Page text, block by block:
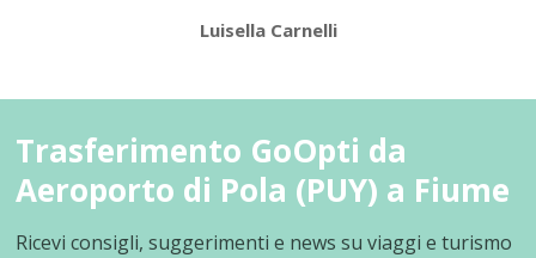
Luisella Carnelli
Trasferimento GoOpti da
Aeroporto di Pola (PUY) a Fiume
Ricevi consigli, suggerimenti e news su viaggi e turismo